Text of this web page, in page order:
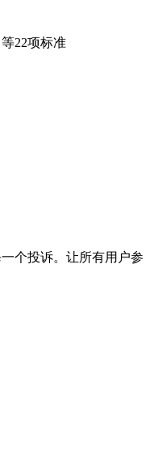
22项标准
个投诉。让所有用户参